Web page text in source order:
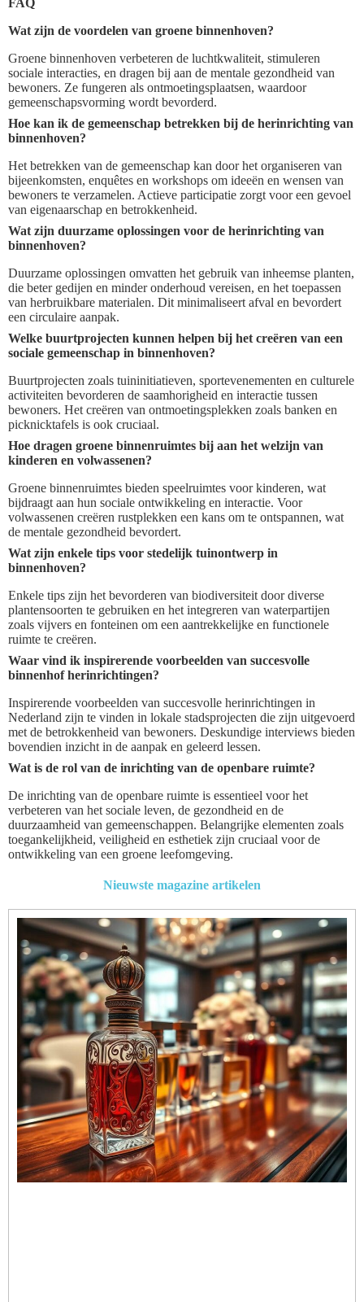
FAQ
Wat zijn de voordelen van groene binnenhoven?
Groene binnenhoven verbeteren de luchtkwaliteit, stimuleren
sociale interacties, en dragen bij aan de mentale gezondheid van
bewoners. Ze fungeren als ontmoetingsplaatsen, waardoor
gemeenschapsvorming wordt bevorderd.
Hoe kan ik de gemeenschap betrekken bij de herinrichting van
binnenhoven?
Het betrekken van de gemeenschap kan door het organiseren van
bijeenkomsten, enquêtes en workshops om ideeën en wensen van
bewoners te verzamelen. Actieve participatie zorgt voor een gevoel
van eigenaarschap en betrokkenheid.
Wat zijn duurzame oplossingen voor de herinrichting van
binnenhoven?
Duurzame oplossingen omvatten het gebruik van inheemse planten,
die beter gedijen en minder onderhoud vereisen, en het toepassen
van herbruikbare materialen. Dit minimaliseert afval en bevordert
een circulaire aanpak.
Welke buurtprojecten kunnen helpen bij het creëren van een
sociale gemeenschap in binnenhoven?
Buurtprojecten zoals tuininitiatieven, sportevenementen en culturele
activiteiten bevorderen de saamhorigheid en interactie tussen
bewoners. Het creëren van ontmoetingsplekken zoals banken en
picknicktafels is ook cruciaal.
Hoe dragen groene binnenruimtes bij aan het welzijn van
kinderen en volwassenen?
Groene binnenruimtes bieden speelruimtes voor kinderen, wat
bijdraagt aan hun sociale ontwikkeling en interactie. Voor
volwassenen creëren rustplekken een kans om te ontspannen, wat
de mentale gezondheid bevordert.
Wat zijn enkele tips voor stedelijk tuinontwerp in
binnenhoven?
Enkele tips zijn het bevorderen van biodiversiteit door diverse
plantensoorten te gebruiken en het integreren van waterpartijen
zoals vijvers en fonteinen om een aantrekkelijke en functionele
ruimte te creëren.
Waar vind ik inspirerende voorbeelden van succesvolle
binnenhof herinrichtingen?
Inspirerende voorbeelden van succesvolle herinrichtingen in
Nederland zijn te vinden in lokale stadsprojecten die zijn uitgevoerd
met de betrokkenheid van bewoners. Deskundige interviews bieden
bovendien inzicht in de aanpak en geleerd lessen.
Wat is de rol van de inrichting van de openbare ruimte?
De inrichting van de openbare ruimte is essentieel voor het
verbeteren van het sociale leven, de gezondheid en de
duurzaamheid van gemeenschappen. Belangrijke elementen zoals
toegankelijkheid, veiligheid en esthetiek zijn cruciaal voor de
ontwikkeling van een groene leefomgeving.
Nieuwste magazine artikelen